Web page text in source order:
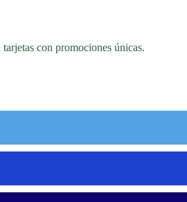
con promociones únicas.